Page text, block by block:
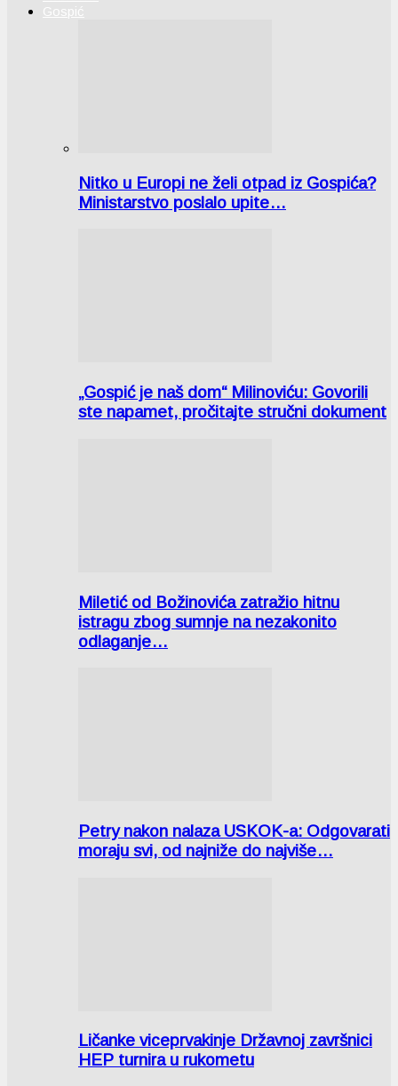
Gospić
Nitko u Europi ne želi otpad iz Gospića?
Ministarstvo poslalo upite…
„Gospić je naš dom“ Milinoviću: Govorili
ste napamet, pročitajte stručni dokument
Miletić od Božinovića zatražio hitnu
istragu zbog sumnje na nezakonito
odlaganje…
Petry nakon nalaza USKOK-a: Odgovarati
moraju svi, od najniže do najviše…
Ličanke viceprvakinje Državnoj završnici
HEP turnira u rukometu